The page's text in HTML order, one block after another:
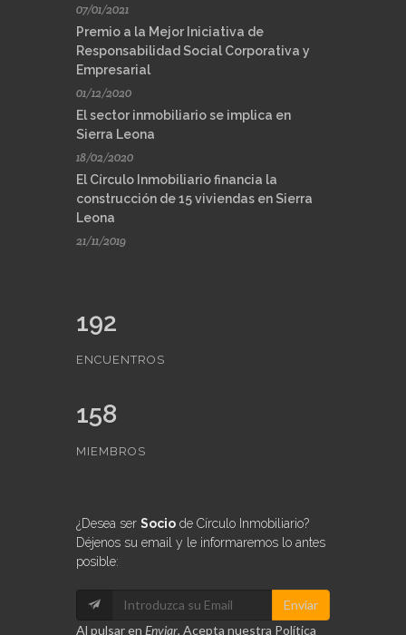
07/01/2021
Premio a la Mejor Iniciativa de
Responsabilidad Social Corporativa y
Empresarial
01/12/2020
El sector inmobiliario se implica en
Sierra Leona
18/02/2020
El Círculo Inmobiliario financia la
construcción de 15 viviendas en Sierra
Leona
21/11/2019
192
ENCUENTROS
158
MIEMBROS
¿Desea ser Socio de Círculo Inmobiliario?
Déjenos su email y le informaremos lo antes
posible:
Enviar
Al pulsar en Enviar, Acepta nuestra Política